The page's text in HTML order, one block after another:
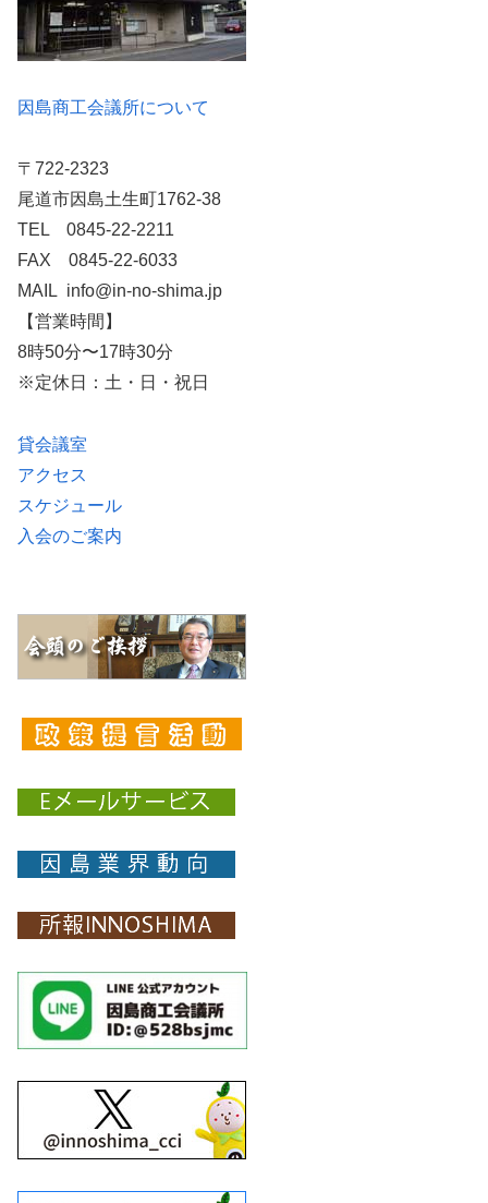
因島商工会議所について
〒722-2323
尾道市因島土生町1762-38
TEL 0845-22-2211
FAX 0845-22-6033
MAIL info@in-no-shima.jp
【営業時間】
8時50分〜17時30分
※定休日：土・日・祝日
貸会議室
アクセス
スケジュール
入会のご案内